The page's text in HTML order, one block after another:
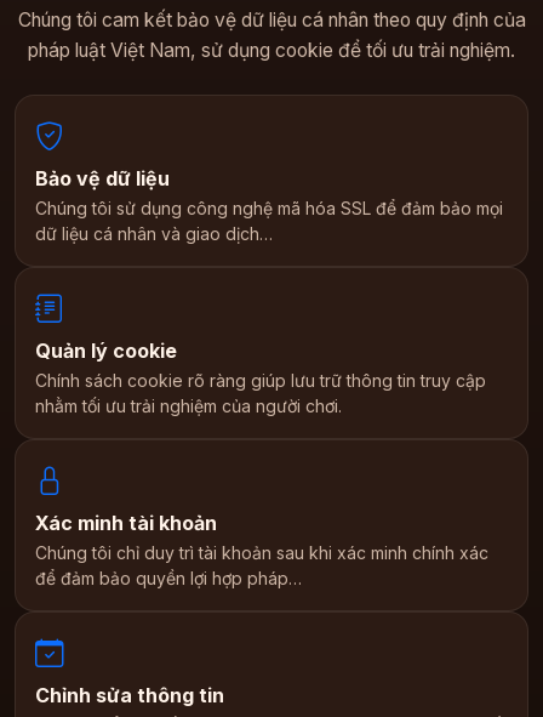
Chúng tôi cam kết bảo vệ dữ liệu cá nhân theo quy định của
pháp luật Việt Nam, sử dụng cookie để tối ưu trải nghiệm.
Bảo vệ dữ liệu
Chúng tôi sử dụng công nghệ mã hóa SSL để đảm bảo mọi
dữ liệu cá nhân và giao dịch…
Quản lý cookie
Chính sách cookie rõ ràng giúp lưu trữ thông tin truy cập
nhằm tối ưu trải nghiệm của người chơi.
Xác minh tài khoản
Chúng tôi chỉ duy trì tài khoản sau khi xác minh chính xác
để đảm bảo quyền lợi hợp pháp…
Chỉnh sửa thông tin